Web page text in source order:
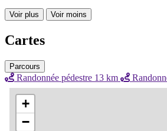
Voir plus Voir moins
Cartes
Parcours
Randonnée pédestre 13 km